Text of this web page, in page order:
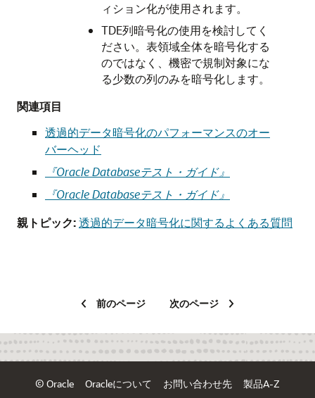
ィション化が使用されます。
TDE列暗号化の使用を検討してく
ださい。表領域全体を暗号化する
のではなく、機密で規制対象にな
る少数の列のみを暗号化します。
関連項目
透過的データ暗号化のパフォーマンスのオー
バーヘッド
『Oracle Databaseテスト・ガイド』
『Oracle Databaseテスト・ガイド』
親トピック:透過的データ暗号化に関するよくある質問
前のページ 次のページ
© Oracle Oracleについて お問い合わせ先
製品A-Z